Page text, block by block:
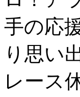
手の応
り思い
レース